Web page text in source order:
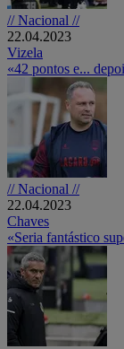
// Nacional //
22.04.2023
Vizela
«42 pontos e...
// Nacional //
22.04.2023
Chaves
«Seria fantástico